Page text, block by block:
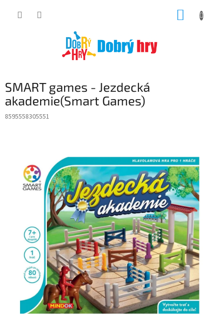
SMART games - Jezdecká
akademie(Smart Games)
8595558305551